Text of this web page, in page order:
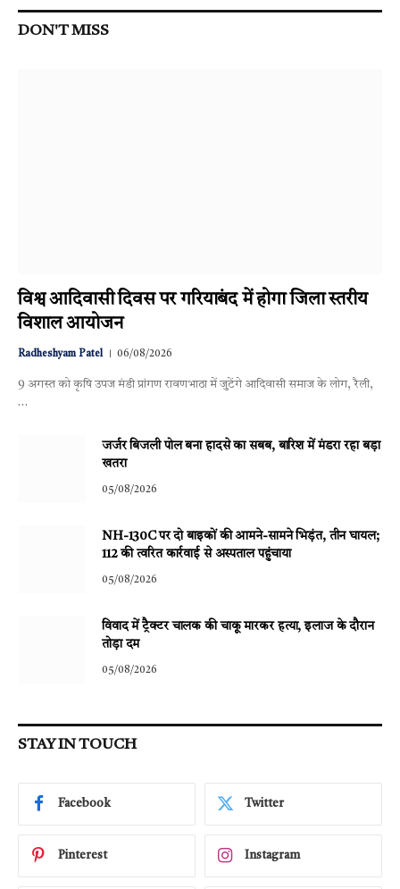
DON'T MISS
विश्व आदिवासी दिवस पर गरियाबंद में होगा जिला स्तरीय
विशाल आयोजन
Radheshyam Patel 06/08/2026
9 अगस्त को कृषि उपज मंडी प्रांगण रावणभाठा में जुटेंगे आदिवासी समाज के लोग, रैली,
…
जर्जर बिजली पोल बना हादसे का सबब, बारिश में मंडरा रहा बड़ा
खतरा
05/08/2026
NH-130C पर दो बाइकों की आमने-सामने भिड़ंत, तीन घायल;
112 की त्वरित कार्रवाई से अस्पताल पहुंचाया
05/08/2026
विवाद में ट्रैक्टर चालक की चाकू मारकर हत्या, इलाज के दौरान
तोड़ा दम
05/08/2026
STAY IN TOUCH
Facebook Twitter
Pinterest Instagram